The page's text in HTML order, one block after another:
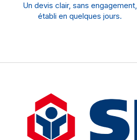
Un devis clair, sans engagement,
établi en quelques jours.